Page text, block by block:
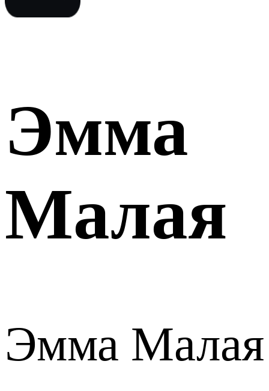
Эмма
Малая
Эмма Малая